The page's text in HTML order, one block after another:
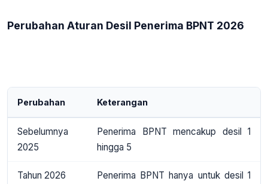
Perubahan Aturan Desil Penerima BPNT 2026
Perubahan Keterangan
Sebelumnya
2025
Penerima BPNT mencakup desil 1
hingga 5
Tahun 2026
Penerima BPNT hanya untuk desil 1